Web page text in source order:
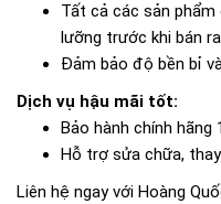
Tất cả các sản
lưỡng trước khi bán
Đảm bảo độ bền bỉ
Dịch vụ hậu mãi tốt:
Bảo hành chính hãng
Hỗ trợ sửa chữa,
Liên hệ ngay với Hoàng